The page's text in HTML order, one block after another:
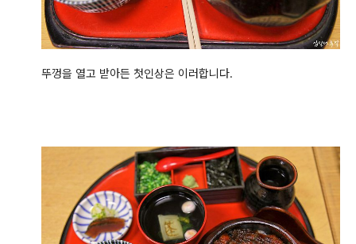
뚜껑을 열고 받아든 첫인상은 이러합니다.